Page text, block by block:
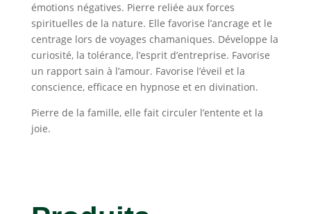
émotions négatives. Pierre reliée aux forces
spirituelles de la nature. Elle favorise l’ancrage et le
centrage lors de voyages chamaniques. Développe la
curiosité, la tolérance, l’esprit d’entreprise. Favorise
un rapport sain à l’amour. Favorise l’éveil et la
conscience, efficace en hypnose et en divination.
Pierre de la famille, elle fait circuler l’entente et la
joie.